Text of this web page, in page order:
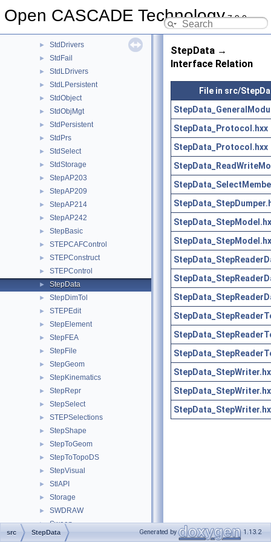
Open CASCADE Technology7.9.0
ShapeUpgrade
► StdDrivers
► StdFail
► StdLDrivers
► StdLPersistent
► StdObject
► StdObjMgt
► StdPersistent
► StdPrs
► StdSelect
► StdStorage
► StepAP203
► StepAP209
► StepAP214
► StepAP242
► StepBasic
► STEPCAFControl
► STEPConstruct
► STEPControl
► StepData
► StepDimTol
► STEPEdit
► StepElement
► StepFEA
► StepFile
► StepGeom
► StepKinematics
► StepRepr
► StepSelect
► STEPSelections
► StepShape
► StepToGeom
► StepToTopoDS
► StepVisual
► StlAPI
► Storage
► SWDRAW
► Sweep
► TColGeom
StepData →
Interface Relation
File in src/
StepData_Protocol.hxx
StepData_Protocol.hxx
src StepData Generated by 1.13.2